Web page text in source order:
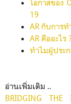
โอกาสของ
19
AR กับการ
AR คืออะไร
ทำไมผู้ประ
อ่านเพิ่มเติม ..
BRIDGING THE